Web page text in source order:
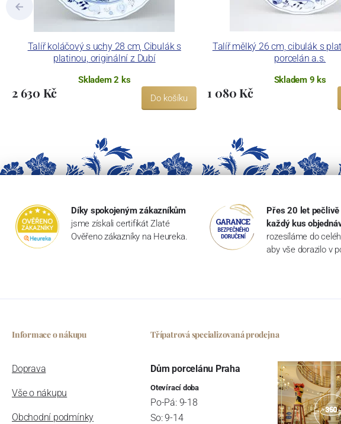
Talíř koláčový s uchy 28 cm, Cibulák s
platinou, originální z Dubí
Skladem 2 ks
2 630 Kč Do košíku
Talíř mělký 26 cm, cibulák s
porcelán a.s.
Skladem 9 ks
1 080 Kč
Díky spokojeným zákazníkům
jsme získali certifikát Zlaté
Ověřeno zákazníky na Heureka.
Přes 20 let
každý kus
rozesíláme do
aby vše dorazilo v
Informace o nákupu
Doprava
Vše o nákupu
Obchodní podmínky
Třípatrová specializovaná prodejna
Dům porcelánu Praha
Otevírací doba
Po-Pá: 9-18
So: 9-14